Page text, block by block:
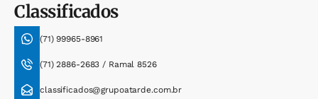
Classificados
(71) 99965-8961
(71) 2886-2683 / Ramal 8526
classificados@grupoatarde.com.br